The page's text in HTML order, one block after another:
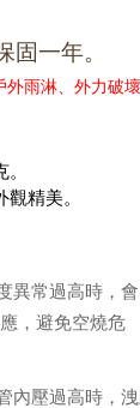
固一年。
雨淋、外力破
精美。
異常過高時，會
，避免空燒危
內壓過高時，